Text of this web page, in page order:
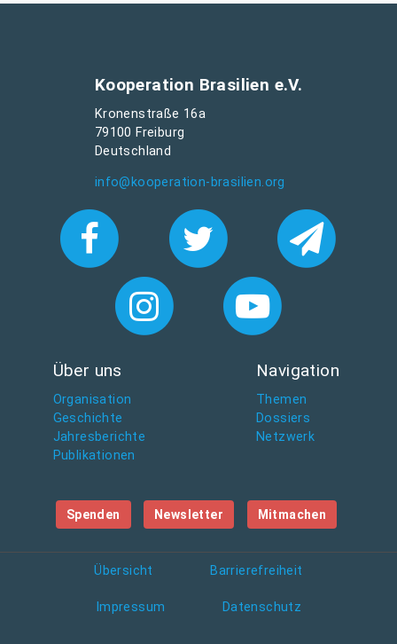
Kooperation Brasilien e.V.
Kronenstraße 16a
79100 Freiburg
Deutschland
info@kooperation-brasilien.org
Über uns
Organisation
Geschichte
Jahresberichte
Publikationen
Navigation
Themen
Dossiers
Netzwerk
Spenden Newsletter Mitmachen
Übersicht Barrierefreiheit
Impressum Datenschutz